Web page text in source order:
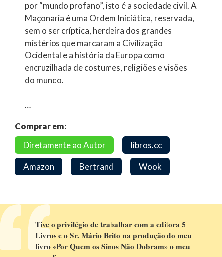
por “mundo profano”, isto é a sociedade civil. A
Maçonaria é uma Ordem Iniciática, reservada,
sem o ser críptica, herdeira dos grandes
mistérios que marcaram a Civilização
Ocidental e a história da Europa como
encruzilhada de costumes, religiões e visões
do mundo.
…
Comprar em:
Diretamente ao Autor
libros.cc
Amazon Bertrand Wook
Tive o privilégio de trabalhar com a editora 5
Livros e o Sr. Mário Brito na produção do meu
livro «Por Quem os Sinos Não Dobram» o meu